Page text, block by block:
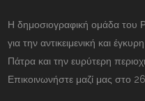
Η δημοσιογραφική ομάδα του
για την αντικειμενική και
Πάτρα και την ευρύτερη
Επικοινωνήστε μαζί μας στο